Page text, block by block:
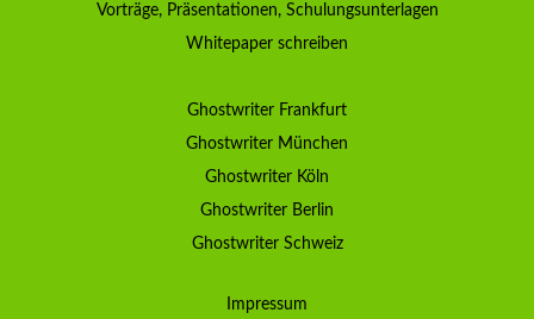
Vorträge, Präsentationen, Schulungsunterlagen
Whitepaper schreiben
Ghostwriter Frankfurt
Ghostwriter München
Ghostwriter Köln
Ghostwriter Berlin
Ghostwriter Schweiz
Impressum